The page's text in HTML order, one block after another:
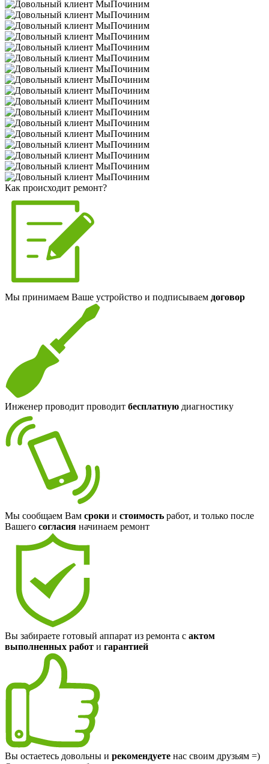
Как происходит ремонт?
Мы принимаем Ваше устройство и подписываем договор
Инженер проводит проводит бесплатную диагностику
Мы сообщаем Вам сроки и стоимость работ, и только после
Вашего согласия начинаем ремонт
Вы забираете готовый аппарат из ремонта с актом
выполненных работ и гарантией
Вы остаетесь довольны и рекомендуете нас своим друзьям =)